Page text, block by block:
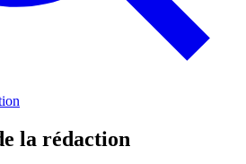
la rédaction